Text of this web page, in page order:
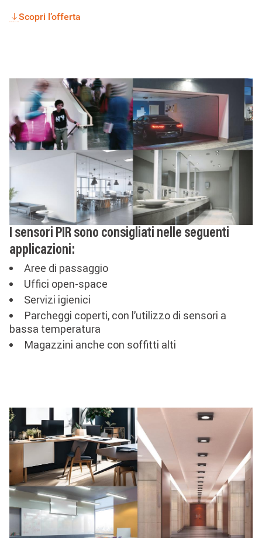
Scopri l’offerta
I sensori PIR sono consigliati nelle seguenti
applicazioni:
Aree di passaggio
Uffici open-space
Servizi igienici
Parcheggi coperti, con l’utilizzo di sensori a
bassa temperatura
Magazzini anche con soffitti alti